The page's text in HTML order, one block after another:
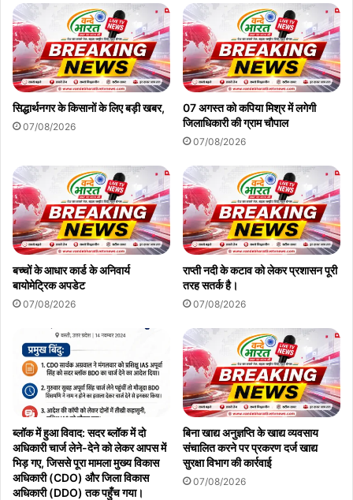
सिद्धार्थनगर के किसानों के लिए बड़ी खबर,
07/08/2026
07 अगस्त को कपिया मिश्र में लगेगी
जिलाधिकारी की ग्राम चौपाल
07/08/2026
बच्चों के आधार कार्ड के अनिवार्य
बायोमेट्रिक अपडेट
07/08/2026
राप्ती नदी के कटाव को लेकर प्रशासन पूरी
तरह सतर्क है।
07/08/2026
ब्लॉक में हुआ विवाद: सदर ब्लॉक में दो
अधिकारी चार्ज लेने-देने को लेकर आपस में
भिड़ गए, जिससे पूरा मामला मुख्य विकास
अधिकारी (CDO) और जिला विकास
अधिकारी (DDO) तक पहुँच गया।
बिना खाद्य अनुज्ञप्ति के खाद्य व्यवसाय
संचालित करने पर प्रकरण दर्ज खाद्य
सुरक्षा विभाग की कार्रवाई
07/08/2026